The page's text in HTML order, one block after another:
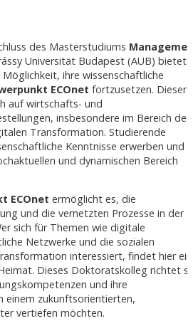
des Masterstudiums
Universität Budapest (AUB) bietet
ihre wissenschaftliche
ECOnet fortzusetzen. Dieser
auf wirtschafts- und
insbesondere im Bereich der
Transformation. Studierende
Kenntnisse erwerben und
und dynamischen Bereich
ECOnet ermöglicht es, die
und die vernetzten Prozesse in der
sich für Themen wie digitale
Netzwerke und die sozialen
interessiert, findet hier
Dieses Doktoratskolleg richtet
und ihre
einem zukunftsorientierten,
vertiefen möchten.